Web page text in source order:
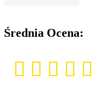
Średnia Ocena: